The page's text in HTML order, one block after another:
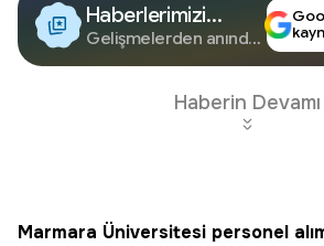
Haberlerimizi
Google'da Takip
Edin
Gelişmelerden anında
Haberin Devamı
Marmara Üniversitesi personel